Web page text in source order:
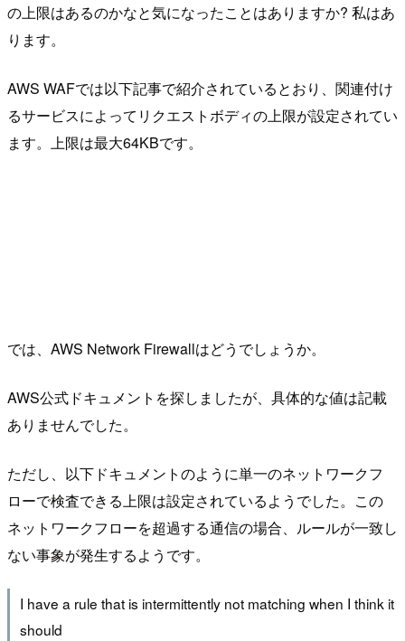
の上限はあるのかなと気になったことはありますか? 私はあ
ります。
AWS WAFでは以下記事で紹介されているとおり、関連付け
るサービスによってリクエストボディの上限が設定されてい
ます。上限は最大64KBです。
では、AWS Network Firewallはどうでしょうか。
AWS公式ドキュメントを探しましたが、具体的な値は記載
ありませんでした。
ただし、以下ドキュメントのように単一のネットワークフ
ローで検査できる上限は設定されているようでした。この
ネットワークフローを超過する通信の場合、ルールが一致し
ない事象が発生するようです。
I have a rule that is intermittently not matching when I think it
should